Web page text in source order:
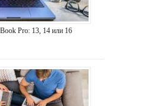
Pro: 13, 14 или 16